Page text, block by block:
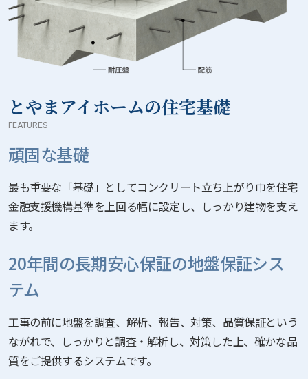
とやまアイホームの住宅基礎
FEATURES
頑固な基礎
最も重要な「基礎」としてコンクリート立ち上がり巾を住宅
金融支援機構基準を上回る幅に設定し、しっかり建物を支え
ます。
20年間の長期安心保証の地盤保証シス
テム
工事の前に地盤を調査、解析、報告、対策、品質保証という
ながれで、しっかりと調査・解析し、対策した上、確かな品
質をご提供するシステムです。